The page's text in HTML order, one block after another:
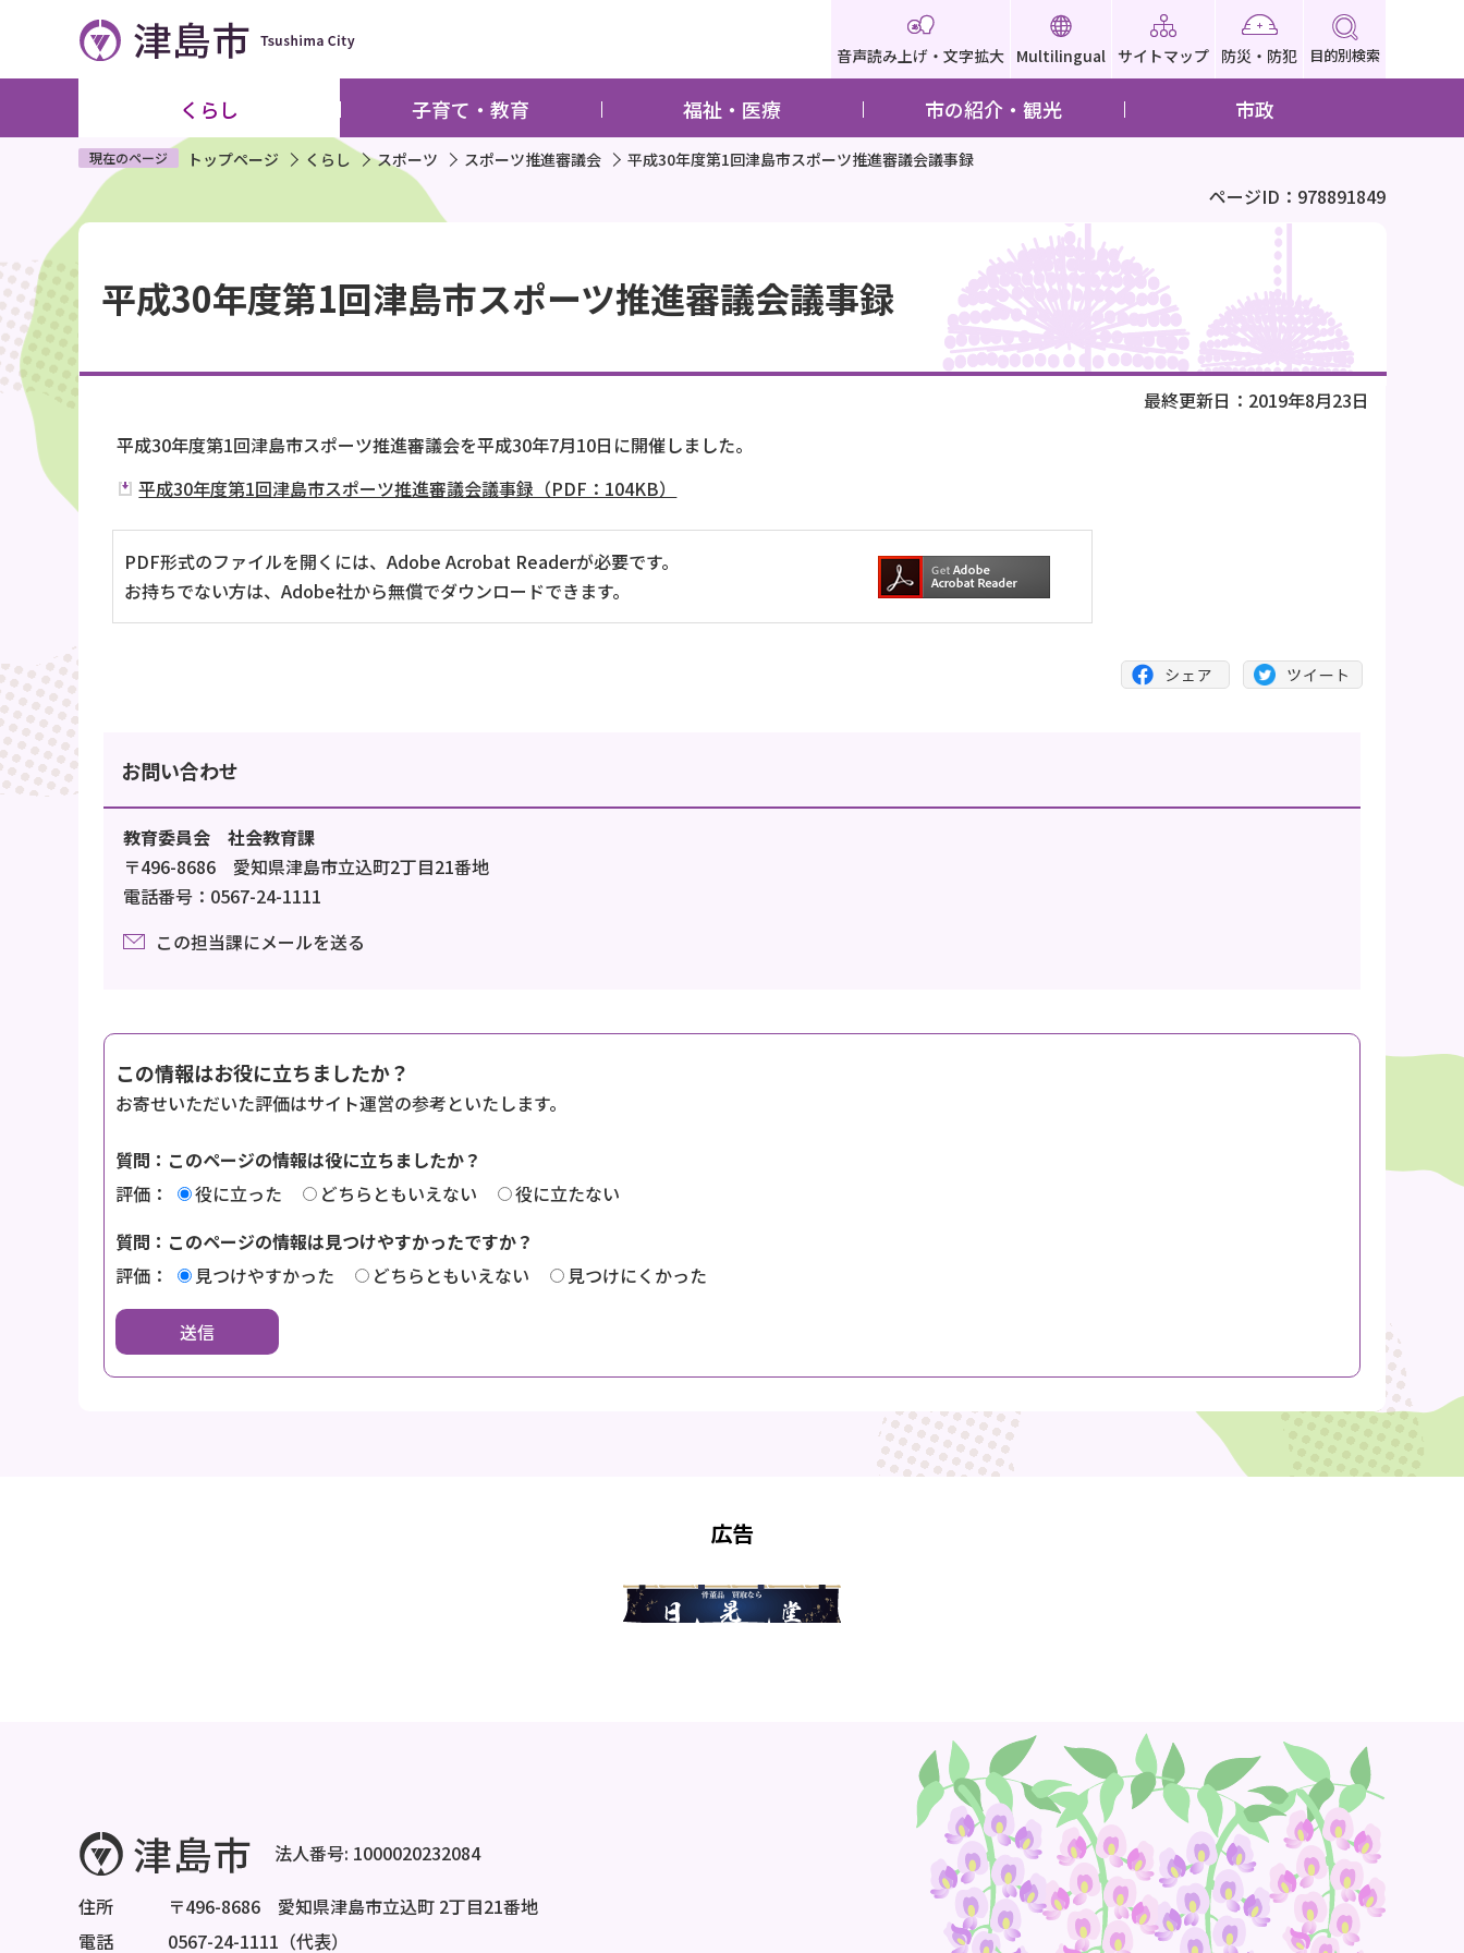
ペ
ジ
す
音声読み上げ・文字拡大 Multilingual サイトマップ 防災・防犯 目的別検索
くらし 子育て・教育 福祉・医療 市の紹介・観光 市政
現在のページ トップページ くらし スポーツ スポーツ推進審議会 平成30年度第1回津島市スポーツ推進審議会議事録
ページID：978891849
文
こ
こ
か
ら
平成30年度第1回津島市スポーツ推進審議会議事録
最終更新日：2019年8月23日
平成30年度第1回津島市スポーツ推進審議会を平成30年7月10日に開催しました。
平成30年度第1回津島市スポーツ推進審議会議事録（PDF：104KB）
PDF形式のファイルを開くには、Adobe Acrobat Readerが必要です。
お持ちでない方は、Adobe社から無償でダウンロードできます。
お問い合わせ
教育委員会 社会教育課
〒496-8686 愛知県津島市立込町2丁目21番地
電話番号：0567-24-1111
この担当課にメールを送る
この情報はお役に立ちましたか？
お寄せいただいた評価はサイト運営の参考といたします。
質問：このページの情報は役に立ちましたか？
評価：
役に立った どちらともいえない
役に立たない
質問：このページの情報は見つけやすかったですか？
評価：
見つけやすかった どちらともいえない 見つけにくかった
広告
法人番号: 1000020232084
住所
〒496-8686 愛知県津島市立込町 2丁目21番地
電話
0567-24-1111（代表）